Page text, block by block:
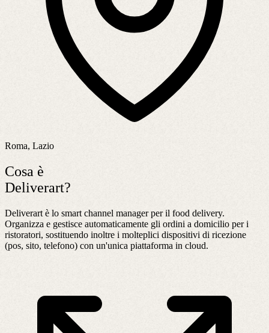
Roma, Lazio
Cosa è
Deliverart?
Deliverart è lo smart channel manager per il food delivery.
Organizza e gestisce automaticamente gli ordini a domicilio per i
ristoratori, sostituendo inoltre i molteplici dispositivi di ricezione
(pos, sito, telefono) con un'unica piattaforma in cloud.